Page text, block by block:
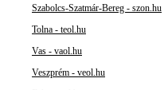
Szabolcs-Szatmár-Bereg - szon.hu
Tolna - teol.hu
Vas - vaol.hu
Veszprém - veol.hu